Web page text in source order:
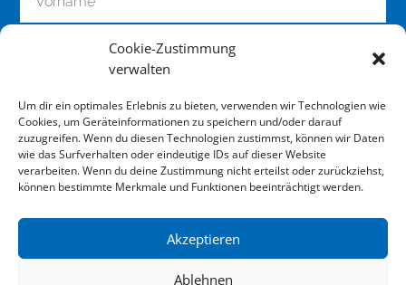
Cookie-Zustimmung
verwalten
Um dir ein optimales Erlebnis zu bieten, verwenden wir Technologien wie
Cookies, um Geräteinformationen zu speichern und/oder darauf
zuzugreifen. Wenn du diesen Technologien zustimmst, können wir Daten
wie das Surfverhalten oder eindeutige IDs auf dieser Website
verarbeiten. Wenn du deine Zustimmung nicht erteilst oder zurückziehst,
können bestimmte Merkmale und Funktionen beeinträchtigt werden.
Akzeptieren
Ablehnen
zum Newsletter anmelden
Impressum